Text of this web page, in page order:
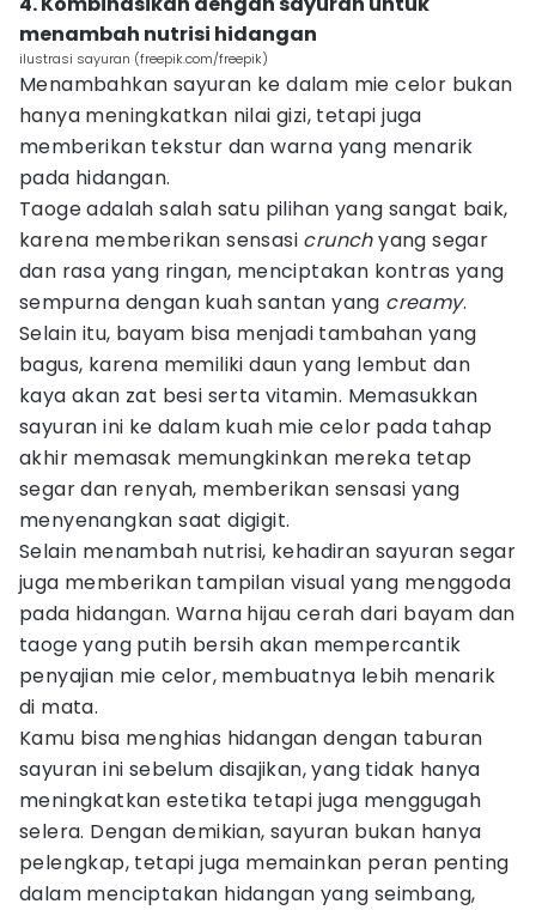
menambah nutrisi hidangan
ilustrasi sayuran (freepik.com/freepik)
Menambahkan sayuran ke dalam mie celor bukan
hanya meningkatkan nilai gizi, tetapi juga
memberikan tekstur dan warna yang menarik
pada hidangan.
Taoge adalah salah satu pilihan yang sangat baik,
karena memberikan sensasi crunchyang segar
dan rasa yang ringan, menciptakan kontras yang
sempurna dengan kuah santan yang creamy.
Selain itu, bayam bisa menjadi tambahan yang
bagus, karena memiliki daun yang lembut dan
kaya akan zat besi serta vitamin. Memasukkan
sayuran ini ke dalam kuah mie celor pada tahap
akhir memasak memungkinkan mereka tetap
segar dan renyah, memberikan sensasi yang
menyenangkan saat digigit.
Selain menambah nutrisi, kehadiran sayuran segar
juga memberikan tampilan visual yang menggoda
pada hidangan. Warna hijau cerah dari bayam dan
taoge yang putih bersih akan mempercantik
penyajian mie celor, membuatnya lebih menarik
di mata.
Kamu bisa menghias hidangan dengan taburan
sayuran ini sebelum disajikan, yang tidak hanya
meningkatkan estetika tetapi juga menggugah
selera. Dengan demikian, sayuran bukan hanya
pelengkap, tetapi juga memainkan peran penting
dalam menciptakan hidangan yang seimbang,